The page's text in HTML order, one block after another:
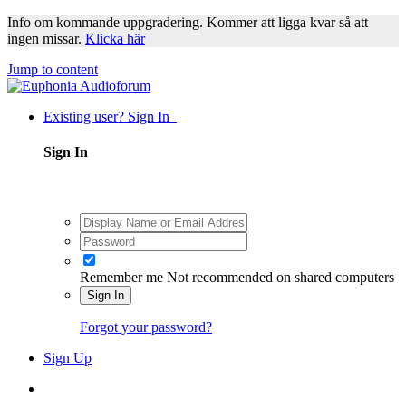
Info om kommande uppgradering. Kommer att ligga kvar så att
ingen missar. Klicka här
Jump to content
Existing user? Sign In
Sign In
Remember me Not recommended on shared computers
Sign In
Forgot your password?
Sign Up